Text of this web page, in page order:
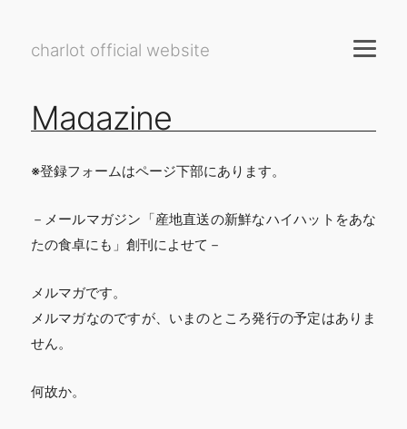
charlot official website
Magazine
※登録フォームはページ下部にあります。
－メールマガジン「産地直送の新鮮なハイハットをあな
たの食卓にも」創刊によせて－
メルマガです。
メルマガなのですが、いまのところ発行の予定はありま
せん。
何故か。